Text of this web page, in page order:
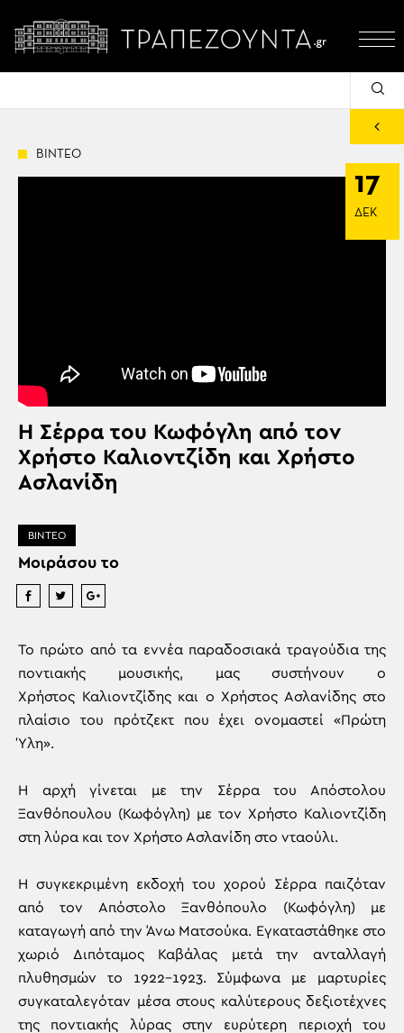
ΒΙΝΤΕΟ
17
ΔΕΚ
Η Σέρρα του Κωφόγλη από τον
Χρήστο Καλιοντζίδη και Χρήστο
Ασλανίδη
ΒΙΝΤΕΟ
Μοιράσου το
Το πρώτο από τα εννέα παραδοσιακά τραγούδια της
ποντιακής μουσικής, μας συστήνουν ο
Χρήστος Καλιοντζίδης και ο Χρήστος Ασλανίδης στο
πλαίσιο του πρότζεκτ που έχει ονομαστεί «Πρώτη
Ύλη».
Η αρχή γίνεται με την Σέρρα του Απόστολου
Ξανθόπουλου (Κωφόγλη) με τον Χρήστο Καλιοντζίδη
στη λύρα και τον Χρήστο Ασλανίδη στο νταούλι.
Η συγκεκριμένη εκδοχή του χορού Σέρρα παιζόταν
από τον Απόστολο Ξανθόπουλο (Κωφόγλη) με
καταγωγή από την Άνω Ματσούκα. Εγκαταστάθηκε στο
χωριό Διπόταμος Καβάλας μετά την ανταλλαγή
πλυθησμών το 1922-1923. Σύμφωνα με μαρτυρίες
συγκαταλεγόταν μέσα στους καλύτερους δεξιοτέχνες
της ποντιακής λύρας στην ευρύτερη περιοχή του